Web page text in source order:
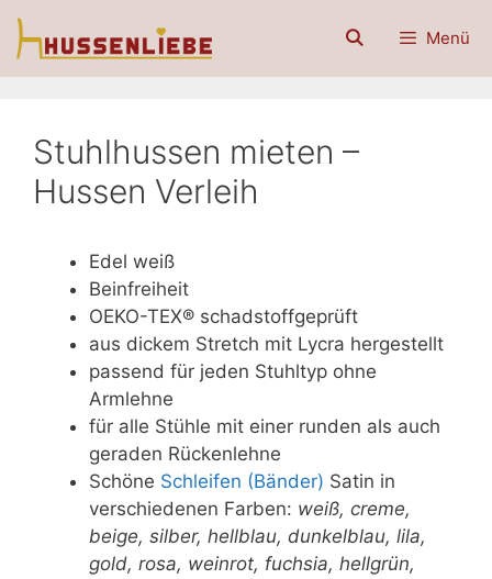
Zum
Inhalt
Menü
Stuhlhussen mieten –
Hussen Verleih
Edel weiß
Beinfreiheit
OEKO-TEX® schadstoffgeprüft
aus dickem Stretch mit Lycra hergestellt
passend für jeden Stuhltyp ohne
Armlehne
für alle Stühle mit einer runden als auch
geraden Rückenlehne
Schöne Schleifen (Bänder) Satin in
verschiedenen Farben: weiß, creme,
beige, silber, hellblau, dunkelblau, lila,
gold, rosa, weinrot, fuchsia, hellgrün,